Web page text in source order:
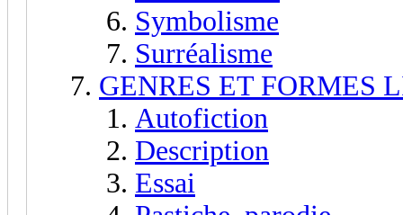
Symbolisme
Surréalisme
GENRES ET FORMES
Autofiction
Description
Essai